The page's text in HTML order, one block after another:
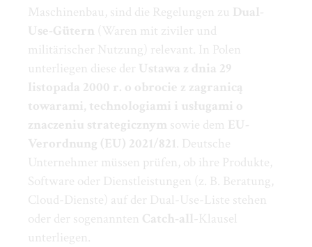
Maschinenbau, sind die Regelungen zu Dual-
Use-Gütern (Waren mit ziviler und
militärischer Nutzung) relevant. In Polen
unterliegen diese der Ustawa z dnia 29
listopada 2000 r. o obrocie z zagranicą
towarami, technologiami i usługami o
znaczeniu strategicznym sowie dem EU-
Verordnung (EU) 2021/821. Deutsche
Unternehmer müssen prüfen, ob ihre Produkte,
Software oder Dienstleistungen (z. B. Beratung,
Cloud-Dienste) auf der Dual-Use-Liste stehen
oder der sogenannten Catch-all -Klausel
unterliegen.